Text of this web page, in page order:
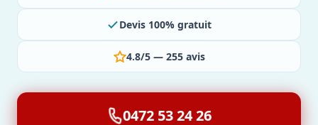
Devis 100% gratuit
4.8/5 — 255 avis
0472 53 24 26